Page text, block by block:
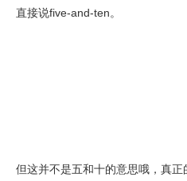
直接说five-and-ten。
但这并不是五和十的意思哦，真正